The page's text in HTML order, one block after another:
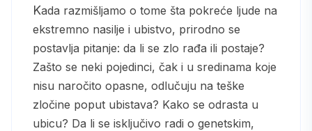
Kada razmišljamo o tome šta pokreće ljude na
ekstremno nasilje i ubistvo, prirodno se
postavlja pitanje: da li se zlo rađa ili postaje?
Zašto se neki pojedinci, čak i u sredinama koje
nisu naročito opasne, odlučuju na teške
zločine poput ubistava? Kako se odrasta u
ubicu? Da li se isključivo radi o genetskim,